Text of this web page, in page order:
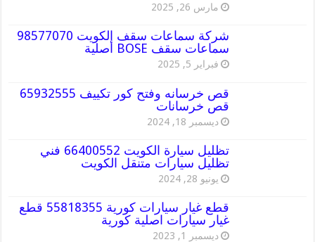
مارس 26, 2025
شركة سماعات سقف الكويت 98577070
سماعات سقف BOSE أصلية
فبراير 5, 2025
قص خرسانه وفتح كور تكييف 65932555
قص خرسانات
ديسمبر 18, 2024
تظليل سيارة الكويت 66400552 فني
تظليل سيارات متنقل الكويت
يونيو 28, 2024
قطع غيار سيارات كورية 55818355 قطع
غيار سيارات اصلية كورية
ديسمبر 1, 2023